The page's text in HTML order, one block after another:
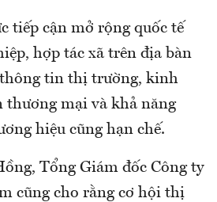
tiếp cận mở rộng quốc tế
hợp tác xã trên địa bàn
tin thị trường, kinh
thương mại và khả năng
hiệu cũng hạn chế.
Tổng Giám đốc Công ty
cũng cho rằng cơ hội thị